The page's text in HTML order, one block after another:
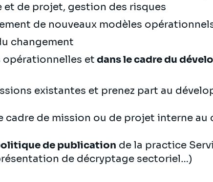
de projet, gestion des risques
de nouveaux modèles
changement
opérationnelles et dans le cadre du
existantes et prenez part au
cadre de mission ou de projet interne
de publication de la practice
de décryptage sectoriel…)